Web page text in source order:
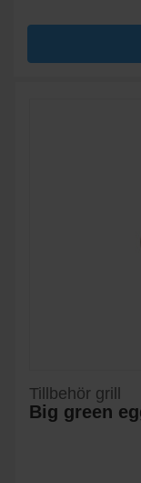
Tillbehör grill
Big green